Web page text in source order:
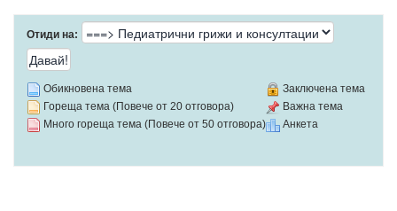
Отиди на:
Обикновена тема
Гореща тема (Повече от 20 отговора)
Много гореща тема (Повече от 50 отговора)
Заключена тема
Важна тема
Анкета